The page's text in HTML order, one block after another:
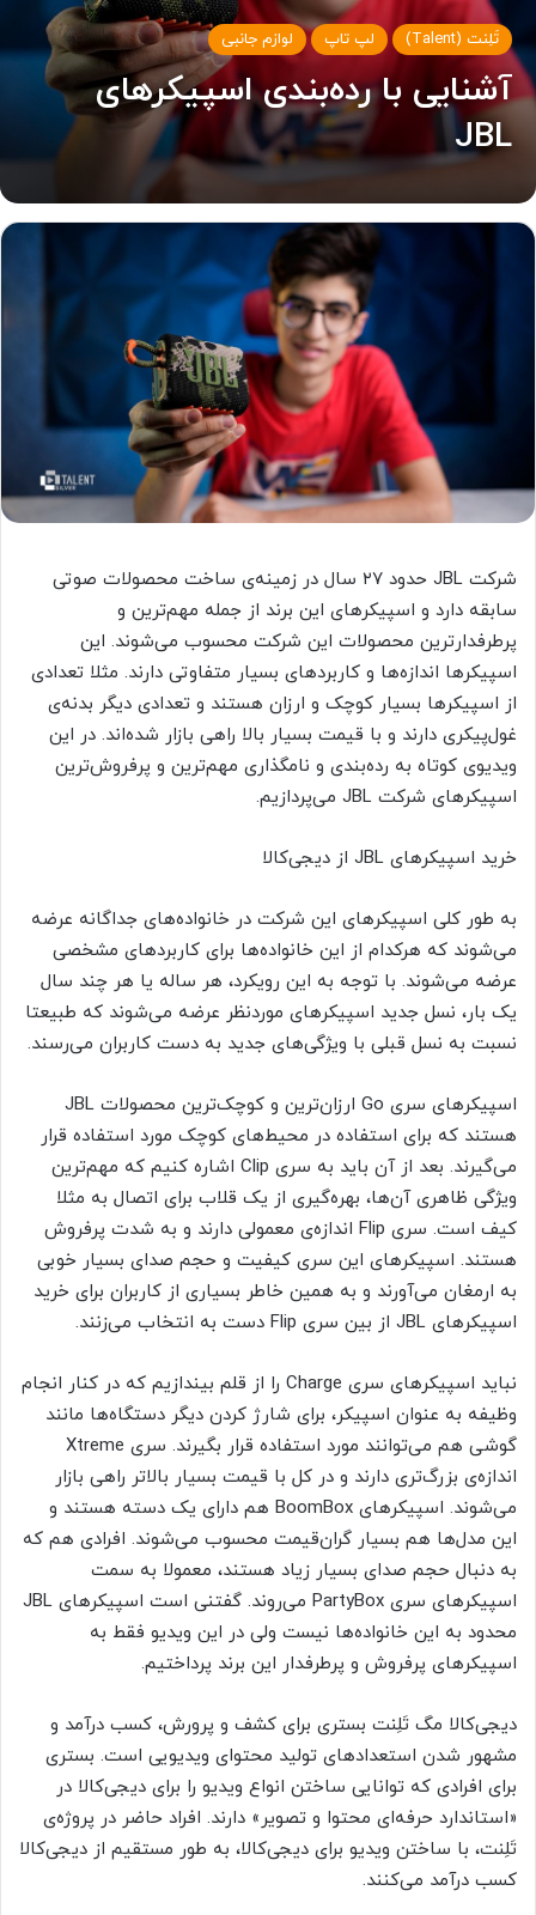
تَلِنت (Talent) لپ تاپ لوازم جانبی
آشنایی با رده‌بندی اسپیکرهای
JBL
شرکت JBL حدود ۲۷ سال در زمینه‌ی ساخت محصولات صوتی
سابقه دارد و اسپیکرهای این برند از جمله مهم‌ترین و
پرطرفدارترین محصولات این شرکت محسوب می‌شوند. این
اسپیکرها اندازه‌ها و کاربردهای بسیار متفاوتی دارند. مثلا تعدادی
از اسپیکرها بسیار کوچک و ارزان هستند و تعدادی دیگر بدنه‌ی
غول‌پیکری دارند و با قیمت بسیار بالا راهی بازار شده‌اند. در این
ویدیوی کوتاه به رده‌بندی و نامگذاری مهم‌ترین و پرفروش‌ترین
اسپیکرهای شرکت JBL می‌پردازیم.
خرید اسپیکرهای JBL از دیجی‌کالا
به طور کلی اسپیکرهای این شرکت در خانواده‌های جداگانه عرضه
می‌شوند که هرکدام از این خانواده‌ها برای کاربردهای مشخصی
عرضه می‌شوند. با توجه به این رویکرد، هر ساله یا هر چند سال
یک بار، نسل جدید اسپیکرهای موردنظر عرضه می‌شوند که طبیعتا
نسبت به نسل قبلی با ویژگی‌های جدید به دست کاربران می‌رسند.
اسپیکرهای سری Go ارزان‌ترین و کوچک‌ترین محصولات JBL
هستند که برای استفاده در محیط‌های کوچک مورد استفاده قرار
می‌گیرند. بعد از آن باید به سری Clip اشاره کنیم که مهم‌ترین
ویژگی ظاهری آن‌ها، بهره‌گیری از یک قلاب برای اتصال به مثلا
کیف است. سری Flip اندازه‌ی معمولی دارند و به شدت پرفروش
هستند. اسپیکرهای این سری کیفیت و حجم صدای بسیار خوبی
به ارمغان می‌آورند و به همین خاطر بسیاری از کاربران برای خرید
اسپیکرهای JBL از بین سری Flip دست به انتخاب می‌زنند.
نباید اسپیکرهای سری Charge را از قلم بیندازیم که در کنار انجام
وظیفه به عنوان اسپیکر، برای شارژ کردن دیگر دستگاه‌ها مانند
گوشی هم می‌توانند مورد استفاده قرار بگیرند. سری Xtreme
اندازه‌ی بزرگ‌تری دارند و در کل با قیمت بسیار بالاتر راهی بازار
می‌شوند. اسپیکرهای BoomBox هم دارای یک دسته هستند و
این مدل‌ها هم بسیار گران‌قیمت محسوب می‌شوند. افرادی هم که
به دنبال حجم صدای بسیار زیاد هستند، معمولا به سمت
اسپیکرهای سری PartyBox می‌روند. گفتنی است اسپیکرهای JBL
محدود به این خانواده‌ها نیست ولی در این ویدیو فقط به
اسپیکرهای پرفروش و پرطرفدار این برند پرداختیم.
دیجی‌کالا مگ تَلِنت بستری برای کشف و پرورش، کسب درآمد و
مشهور شدن استعدادهای تولید محتوای ویدیویی است. بستری
برای افرادی که توانایی ساختن انواع ویدیو را برای دیجی‌کالا در
«استاندارد حرفه‌ای محتوا و تصویر» دارند. افراد حاضر در پروژه‌ی
تَلِنت، با ساختن ویدیو برای دیجی‌کالا، به طور مستقیم از دیجی‌کالا
کسب درآمد می‌کنند.